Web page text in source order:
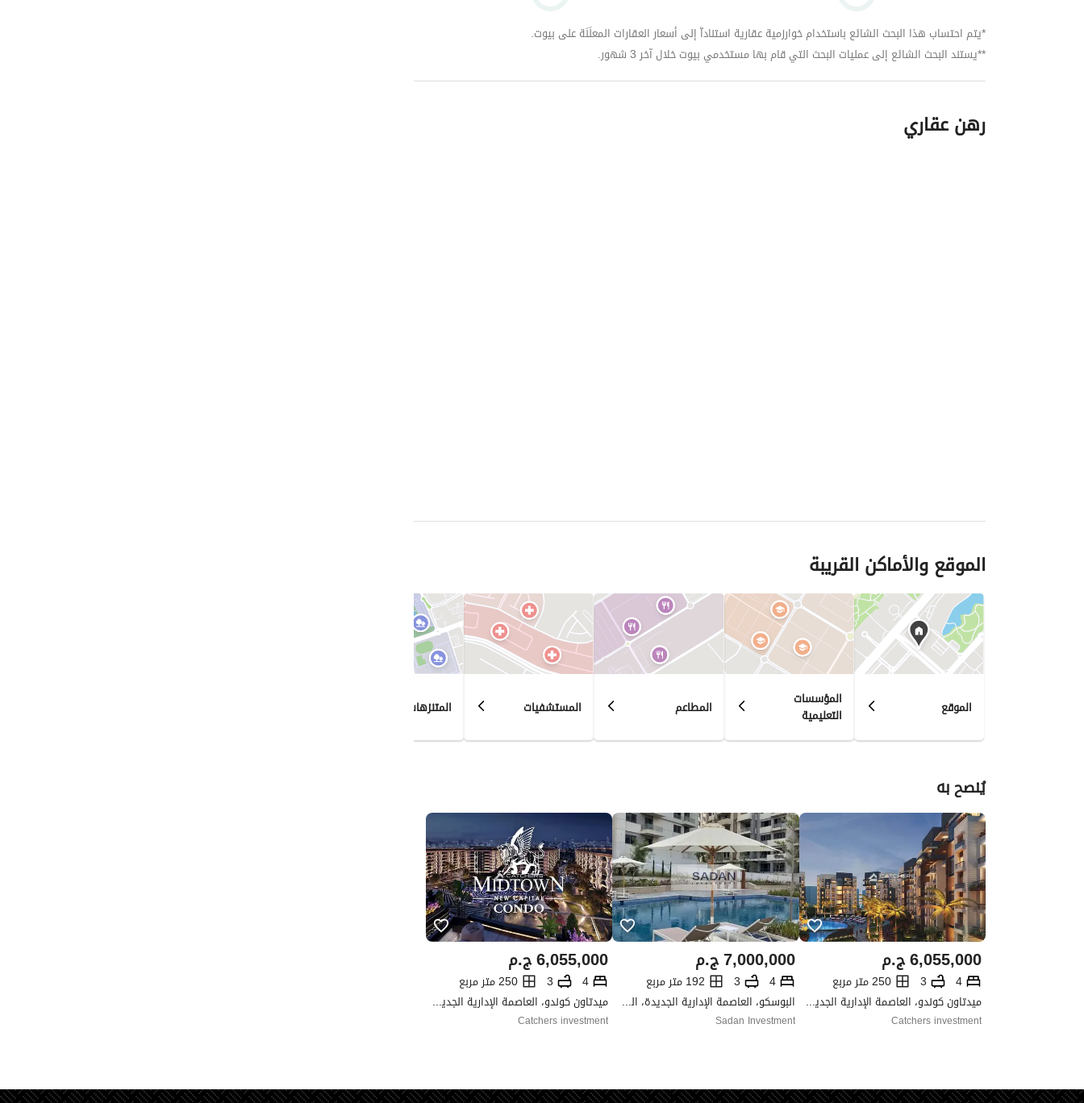
*يتم احتساب هذا البحث الشائع باستخدام خوارزمية عقارية استناداّ إلى أسعار العقارات المعلَنَة على بيوت.
**يستند البحث الشائع إلى عمليات البحث التي قام بها مستخدمي بيوت خلال آخر 3 شهور.
رهن عقاري
الموقع والأماكن القريبة
الموقع المؤسسات
التعليمية المطاعم المستشفيات المتنزهات
يُنصح به
ج.م6,055,000
4
3
250 متر مربع
ميدتاون كوندو، العاصمة الإدارية الجديدة، القاهرة
Catchers investment
ج.م7,000,000
4
3
192 متر مربع
البوسكو، العاصمة الإدارية الجديدة، القاهرة
Sadan Investment
ج.م6,055,000
4
3
250 متر مربع
ميدتاون كوندو، العاصمة الإدارية الجديدة، القاهرة
Catchers investment